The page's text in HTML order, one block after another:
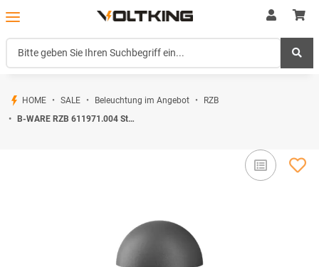
HOME SALE Beleuchtung im Angebot
RZB
B-WARE RZB 611971.004 Standleuchte Glaspoller Opal Mega